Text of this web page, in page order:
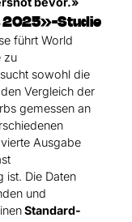
2025»-Studie
führt World
zu
sowohl die
Vergleich der
gemessen an
Ausgabe
ist. Die Daten
und
Standard-